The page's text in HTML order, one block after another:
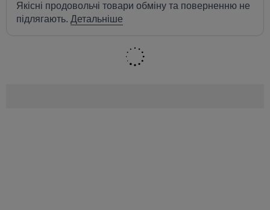
Якісні продовольчі товари обміну та поверненню не
підлягають. Детальніше